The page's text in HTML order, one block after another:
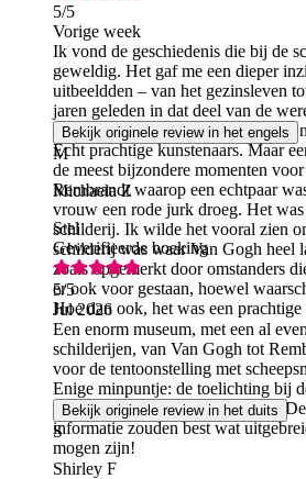
5/5
Vorige week
Ik vond de geschiedenis die bij de
geweldig. Het gaf me een dieper
uitbeeldden – van het gezinsleven
jaren geleden in dat deel van de
kennis met kunstenaars waarvan ik
Echt prachtige kunstenaars. Maar
de meest bijzondere momenten
Rembrandt waarop een echtpaar
vrouw een rode jurk droeg. Het
schilderij. Ik wilde het vooral zien
schilderij was waar Van Gogh heel
zoals opgemerkt door omstanders
er ook voor gestaan, hoewel
Hoe dan ook, het was een prachtige
Bekijk originele review in het engels
M
Michaela Z
Stel
Geverifieerde boeking
5/5
Jul 2026
Een enorm museum, met een al
schilderijen, van Van Gogh tot
voor de tentoonstelling met
Enige minpuntje: de toelichting bij
gids was wat mager en summier!
informatie zouden best wat
mogen zijn!
Bekijk originele review in het duits
S
Shirley F